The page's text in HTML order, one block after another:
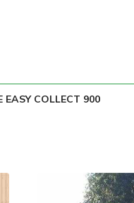
EASY COLLECT 900